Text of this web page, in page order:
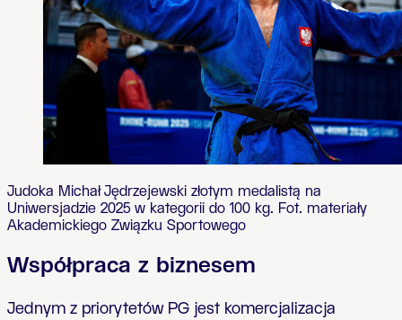
Judoka Michał Jędrzejewski złotym medalistą na
Uniwersjadzie 2025 w kategorii do 100 kg. Fot. materiały
Akademickiego Związku Sportowego
Współpraca z biznesem
Jednym z priorytetów PG jest komercjalizacja